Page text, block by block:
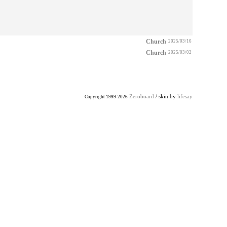
Church 2025/03/16
Church 2025/03/02
Copyright 1999-2026 Zeroboard / skin by lifesay